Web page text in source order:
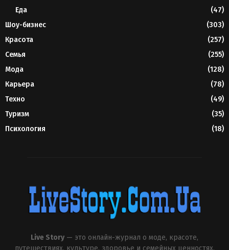
Еда
(47)
Шоу-бизнес
(303)
Красота
(257)
Семья
(255)
Мода
(128)
Карьера
(78)
Техно
(49)
Туризм
(35)
Психология
(18)
Live Story — это онлайн-журнал о моде, красоте,
путешествиях, культуре, здоровье и семейных ценностях.